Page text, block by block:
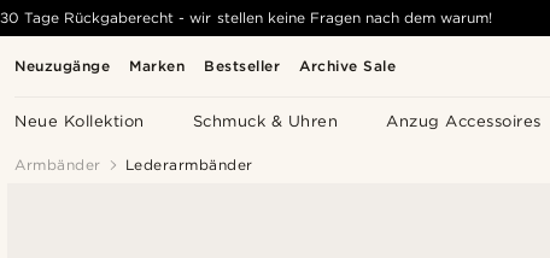
Neuzugänge Marken Bestseller Archive Sale
Neue Kollektion Schmuck & Uhren Anzug Accessoires
30 Tage Rückgaberecht - wir stellen keine Fragen nach dem warum!
Armbänder Lederarmbänder